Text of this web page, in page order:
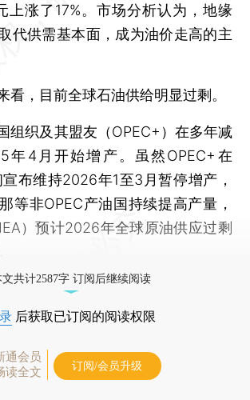
上涨了17%。市场分析认为，地缘
代供需基本面，成为油价走高的主
，目前全球石油供给明显过剩。
织及其盟友（OPEC+）在多年减
年4月开始增产。虽然OPEC+在
布维持2026年1至3月暂停增产，
等非OPEC产油国持续提高产量，
）预计2026年全球原油供应过剩
文共计2587字 订阅后继续阅读
后获取已订阅的阅读权限
通会员
读全文
订阅/会员升级